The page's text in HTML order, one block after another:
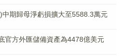
期歸母淨虧損擴大至5588.3萬元
官方外匯儲備資產為4478億美元